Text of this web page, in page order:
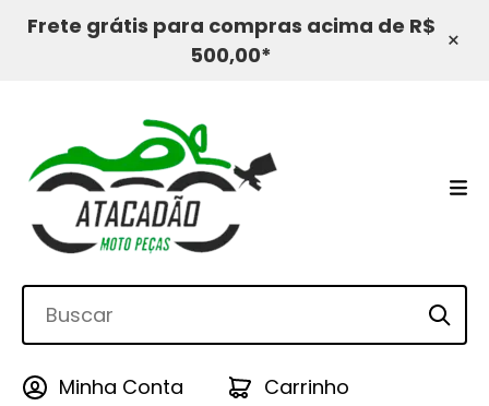
Frete grátis para compras acima de R$
500,00*
×
Minha Conta Carrinho